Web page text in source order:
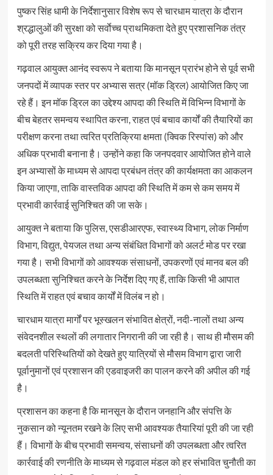
पुष्कर सिंह धामी के निर्देशानुसार विशेष रूप से चारधाम यात्रा के दौरान
श्रद्धालुओं की सुरक्षा को सर्वाेच्च प्राथमिकता देते हुए प्रशासनिक तंत्र
को पूरी तरह सक्रिय कर दिया गया है।
गढ़वाल आयुक्त आनंद स्वरूप ने बताया कि मानसून प्रारंभ होने से पूर्व सभी
जनपदों में व्यापक स्तर पर अभ्यास सत्र (मॉक ड्रिल) आयोजित किए जा
रहे हैं। इन मॉक ड्रिल का उद्देश्य आपदा की स्थिति में विभिन्न विभागों के
बीच बेहतर समन्वय स्थापित करना, राहत एवं बचाव कार्यों की तैयारियों का
परीक्षण करना तथा त्वरित प्रतिक्रिया क्षमता (क्विक रिस्पांस) को और
अधिक प्रभावी बनाना है। उन्होंने कहा कि जनपदवार आयोजित होने वाले
इन अभ्यासों के माध्यम से आपदा प्रबंधन तंत्र की कार्यक्षमता का आकलन
किया जाएगा, ताकि वास्तविक आपदा की स्थिति में कम से कम समय में
प्रभावी कार्रवाई सुनिश्चित की जा सके।
आयुक्त ने बताया कि पुलिस, एसडीआरएफ, स्वास्थ्य विभाग, लोक निर्माण
विभाग, विद्युत, पेयजल तथा अन्य संबंधित विभागों को अलर्ट मोड पर रखा
गया है। सभी विभागों को आवश्यक संसाधनों, उपकरणों एवं मानव बल की
उपलब्धता सुनिश्चित करने के निर्देश दिए गए हैं, ताकि किसी भी आपात
स्थिति में राहत एवं बचाव कार्यों में विलंब न हो।
चारधाम यात्रा मार्गों पर भूस्खलन संभावित क्षेत्रों, नदी-नालों तथा अन्य
संवेदनशील स्थलों की लगातार निगरानी की जा रही है। साथ ही मौसम की
बदलती परिस्थितियों को देखते हुए यात्रियों से मौसम विभाग द्वारा जारी
पूर्वानुमानों एवं प्रशासन की एडवाइजरी का पालन करने की अपील की गई
है।
प्रशासन का कहना है कि मानसून के दौरान जनहानि और संपत्ति के
नुकसान को न्यूनतम रखने के लिए सभी आवश्यक तैयारियां पूरी की जा रही
हैं। विभागों के बीच प्रभावी समन्वय, संसाधनों की उपलब्धता और त्वरित
कार्रवाई की रणनीति के माध्यम से गढ़वाल मंडल को हर संभावित चुनौती का